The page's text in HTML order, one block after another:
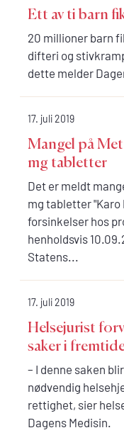
Ett av ti barn
20 millioner barn
difteri og
dette melder
17. juli 2019
Mangel på
mg tabletter
Det er meldt
mg tabletter "Karo
forsinkelser hos
henholdsvis
Statens...
17. juli 2019
Helsejurist
saker i
– I denne saken
nødvendig
rettighet, sier
Dagens Medisin.